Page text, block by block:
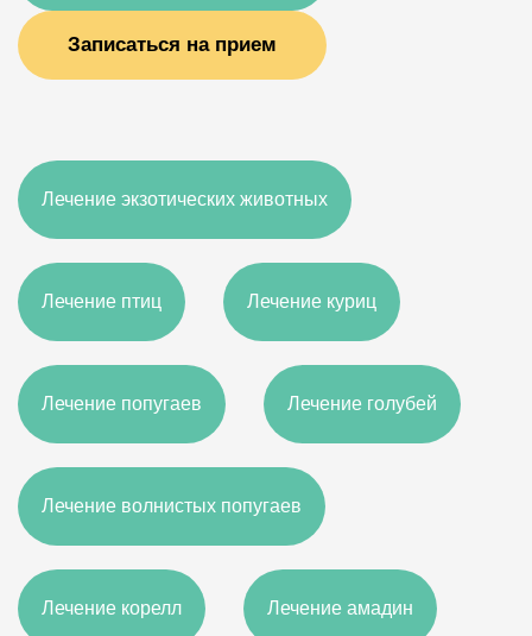
Записаться на прием
Лечение экзотических животных
Лечение птиц Лечение куриц
Лечение попугаев Лечение голубей
Лечение волнистых попугаев
Лечение корелл Лечение амадин